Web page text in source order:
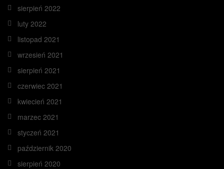
sierpień 2022
luty 2022
listopad 2021
wrzesień 2021
sierpień 2021
czerwiec 2021
kwiecień 2021
marzec 2021
styczeń 2021
październik 2020
sierpień 2020